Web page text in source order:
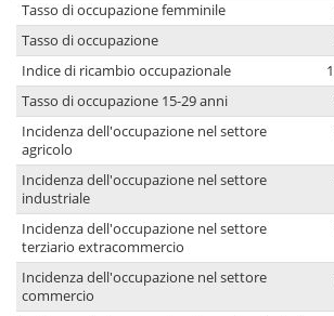
Tasso di occupazione femminile
Tasso di occupazione
Indice di ricambio occupazionale
Tasso di occupazione 15-29 anni
Incidenza dell'occupazione nel settore
agricolo
Incidenza dell'occupazione nel settore
industriale
Incidenza dell'occupazione nel settore
terziario extracommercio
Incidenza dell'occupazione nel settore
commercio